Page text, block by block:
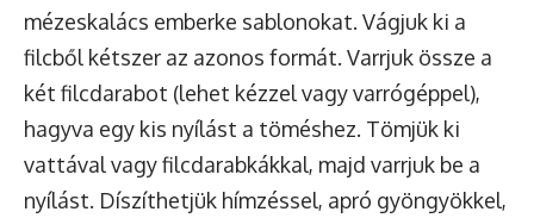
mézeskalács emberke sablonokat. Vágjuk ki a
filcből kétszer az azonos formát. Varrjuk össze a
két filcdarabot (lehet kézzel vagy varrógéppel),
hagyva egy kis nyílást a töméshez. Tömjük ki
vattával vagy filcdarabkákkal, majd varrjuk be a
nyílást. Díszíthetjük hímzéssel, apró gyöngyökkel,